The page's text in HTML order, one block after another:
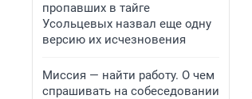
пропавших в тайге
Усольцевых назвал еще одну
версию их исчезновения
Миссия — найти работу. О чем
спрашивать на собеседовании